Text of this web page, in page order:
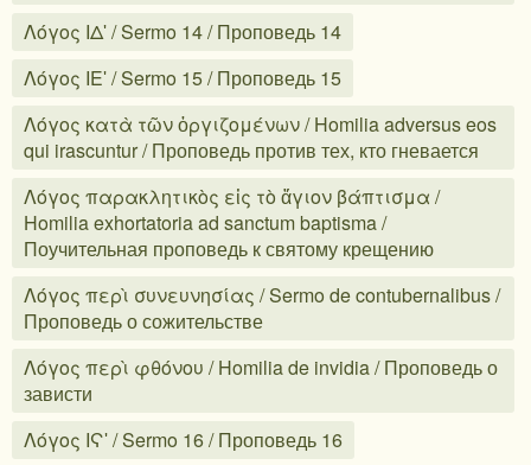
Λόγος ΙΔʹ / Sermo 14 / Проповедь 14
Λόγος ΙΕʹ / Sermo 15 / Проповедь 15
Λόγος κατὰ τῶν ὀργιζομένων / Homilia adversus eos
qui irascuntur / Проповедь против тех, кто гневается
Λόγος παρακλητικὸς εἰς τὸ ἅγιον βάπτισμα /
Homilia exhortatoria ad sanctum baptisma /
Поучительная проповедь к святому крещению
Λόγος περὶ συνευνησίας / Sermo de contubernalibus /
Проповедь о сожительстве
Λόγος περὶ φθόνου / Homilia de invidia / Проповедь о
зависти
Λόγος ΙϚʹ / Sermo 16 / Проповедь 16